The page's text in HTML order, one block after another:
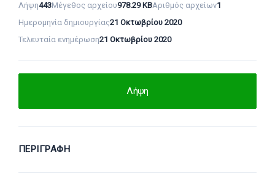
Λήψη443Μέγεθος αρχείου978.29 KBΑριθμός αρχείων1
Ημερομηνία δημιουργίας21 Οκτωβρίου 2020
Τελευταία ενημέρωση21 Οκτωβρίου 2020
Λήψη
ΠΕΡΙΓΡΑΦΉ